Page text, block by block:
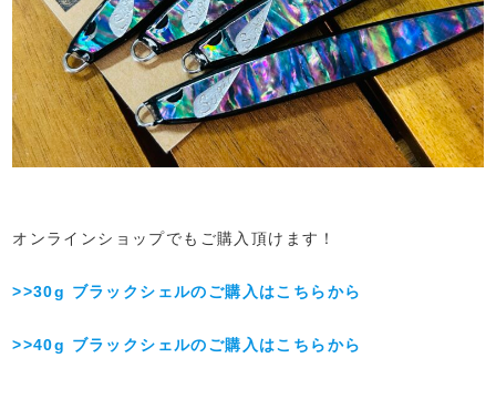
オンラインショップでもご購入頂けます！
>>30g ブラックシェルのご購入はこちらから
>>40g ブラックシェルのご購入はこちらから